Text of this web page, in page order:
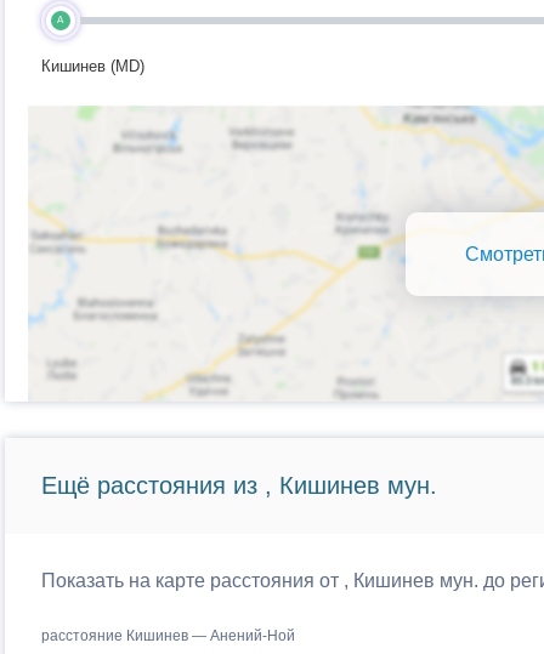
A
Кишинев (MD)
Ещё расстояния из , Кишинев мун.
Показать на карте расстояния от , Кишинев мун. до
расстояние Кишинев — Анений-Ной